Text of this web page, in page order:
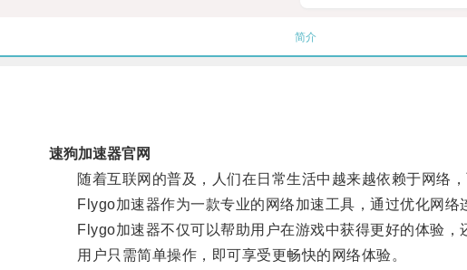
简介
速狗加速器官网
随着互联网的普及，人们在日常生活中越来越依赖于网络，
Flygo加速器作为一款专业的网络加速工具，通过优化网络
Flygo加速器不仅可以帮助用户在游戏中获得更好的体验，
用户只需简单操作，即可享受更畅快的网络体验。